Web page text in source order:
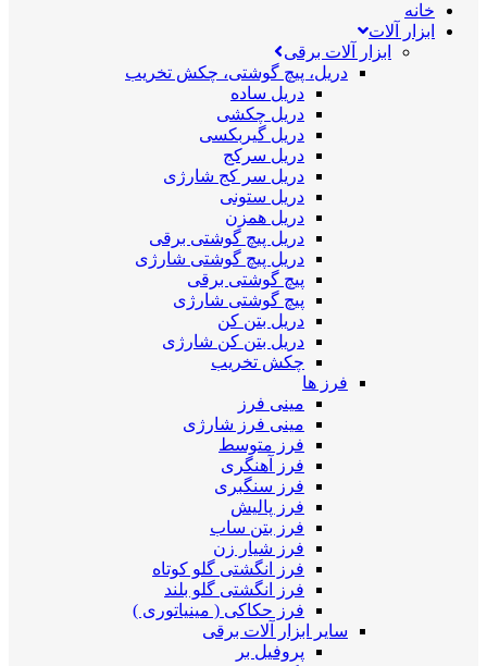
خانه
ابزار آلات
ابزار آلات برقی
دریل، پیچ گوشتی، چکش تخریب
دریل ساده
دریل چکشی
دریل گیربکسی
دریل سرکج
دریل سر کج شارژی
دریل ستونی
دریل همزن
دریل پیچ گوشتی برقی
دریل پیچ گوشتی شارژی
پیچ گوشتی برقی
پیچ گوشتی شارژی
دریل بتن کن
دریل بتن کن شارژی
چکش تخریب
فرز ها
مینی فرز
مینی فرز شارژی
فرز متوسط
فرز آهنگری
فرز سنگبری
فرز پالیش
فرز بتن ساب
فرز شیار زن
فرز انگشتی گلو کوتاه
فرز انگشتی گلو بلند
فرز حکاکی ( مینیاتوری )
سایر ابزار آلات برقی
پروفیل بر